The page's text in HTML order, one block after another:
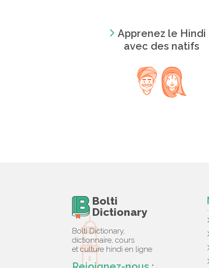
Apprenez le Hindi
avec des natifs
Bolti
Dictionary
Bolti Dictionary,
dictionnaire, cours
et culture hindi en ligne